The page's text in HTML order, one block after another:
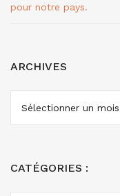
pour notre pays.
ARCHIVES
CATÉGORIES :